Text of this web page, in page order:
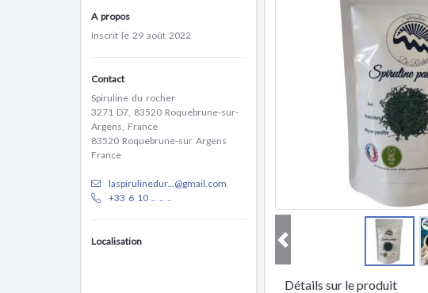
A propos
Inscrit le 29 août 2022
Contact
Spiruline du rocher
3271 D7, 83520 Roquebrune-sur-
Argens, France
83520 Roquebrune-sur Argens
France
laspirulinedur...@gmail.com
+33 6 10 .. .. ..
Localisation
Détails sur le produit